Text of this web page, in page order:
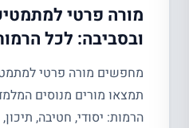
מורה פרטי
ובסביבה: לכל
מחפשים מורה פרטי
תמצאו מורים מנוסים